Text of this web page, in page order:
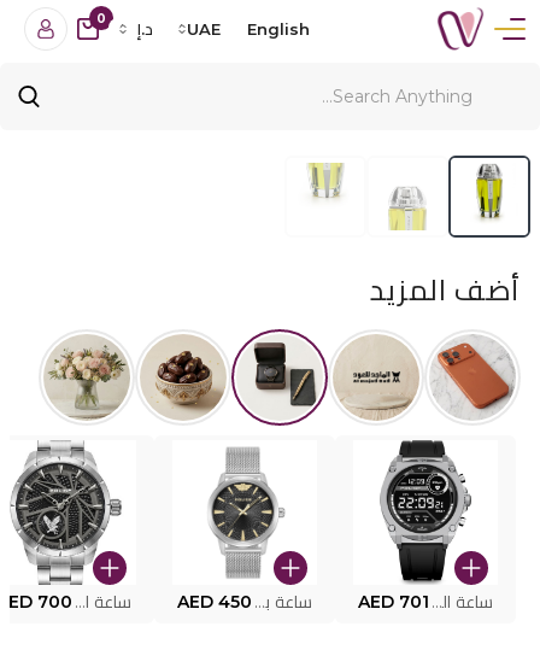
English
UAE د.إ
0
أضف المزيد
ساعة البوليس الذكية MY.AVATAR PEIUN0000101 AED 701 ساعة بوليس للرجال PEWJG0005002 AED 450 ساعة البوليس PEWJG2227302 700